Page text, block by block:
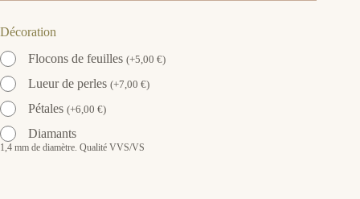
Décoration
Flocons de feuilles (+5,00 €)
Lueur de perles (+7,00 €)
Pétales (+6,00 €)
Diamants
1,4 mm de diamètre. Qualité VVS/VS